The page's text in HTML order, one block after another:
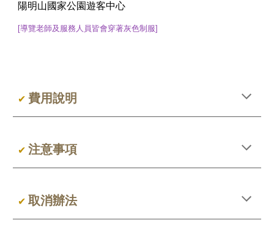
陽明山國家公園遊客中心
[導覽老師及服務人員皆會穿著灰色制服]
✔費用說明
✔注意事項
✔取消辦法